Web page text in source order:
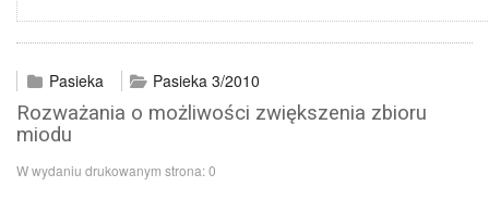
Pasieka Pasieka 3/2010
Rozważania o możliwości zwiększenia zbioru
miodu
W wydaniu drukowanym strona:0